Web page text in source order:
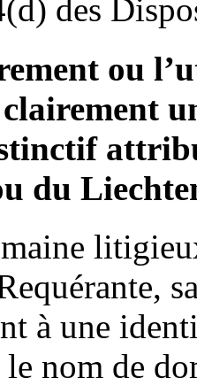
des
ou
du
à une
le nom de